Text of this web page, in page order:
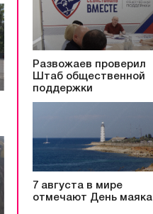
Развожаев проверил
Штаб общественной
поддержки
7 августа в мире
отмечают День маяка